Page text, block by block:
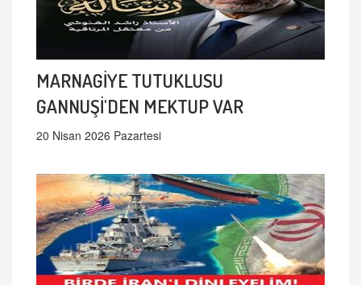
MARNAGİYE TUTUKLUSU
GANNUŞİ'DEN MEKTUP VAR
20 Nisan 2026 Pazartesi